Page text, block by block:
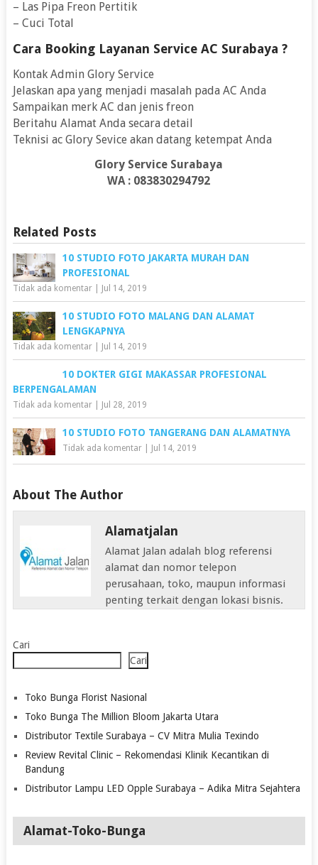
– Las Pipa Freon Pertitik
– Cuci Total
Cara Booking Layanan Service AC Surabaya ?
Kontak Admin Glory Service
Jelaskan apa yang menjadi masalah pada AC Anda
Sampaikan merk AC dan jenis freon
Beritahu Alamat Anda secara detail
Teknisi ac Glory Sevice akan datang ketempat Anda
Glory Service Surabaya
WA : 083830294792
Related Posts
10 STUDIO FOTO JAKARTA MURAH DAN
PROFESIONAL
Tidak ada komentar| Jul 14, 2019
10 STUDIO FOTO MALANG DAN ALAMAT
LENGKAPNYA
Tidak ada komentar| Jul 14, 2019
10 DOKTER GIGI MAKASSAR PROFESIONAL
BERPENGALAMAN
Tidak ada komentar| Jul 28, 2019
10 STUDIO FOTO TANGERANG DAN ALAMATNYA
Tidak ada komentar| Jul 14, 2019
About The Author
Alamatjalan
Alamat Jalan adalah blog referensi
alamat dan nomor telepon
perusahaan, toko, maupun informasi
penting terkait dengan lokasi bisnis.
Cari
Cari
Toko Bunga Florist Nasional
Toko Bunga The Million Bloom Jakarta Utara
Distributor Textile Surabaya – CV Mitra Mulia Texindo
Review Revital Clinic – Rekomendasi Klinik Kecantikan di
Bandung
Distributor Lampu LED Opple Surabaya – Adika Mitra Sejahtera
Alamat-Toko-Bunga